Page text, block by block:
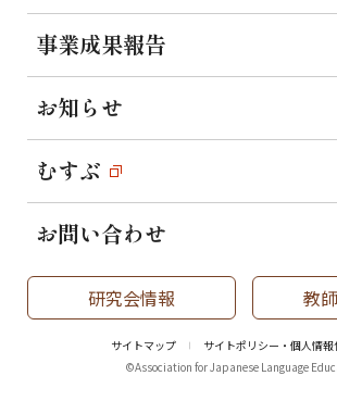
事業成果報告
お知らせ
むすぶ
お問い合わせ
研究会情報 教
サイトマップ
サイトポリシー・個人情報
©Association for Japanese Language